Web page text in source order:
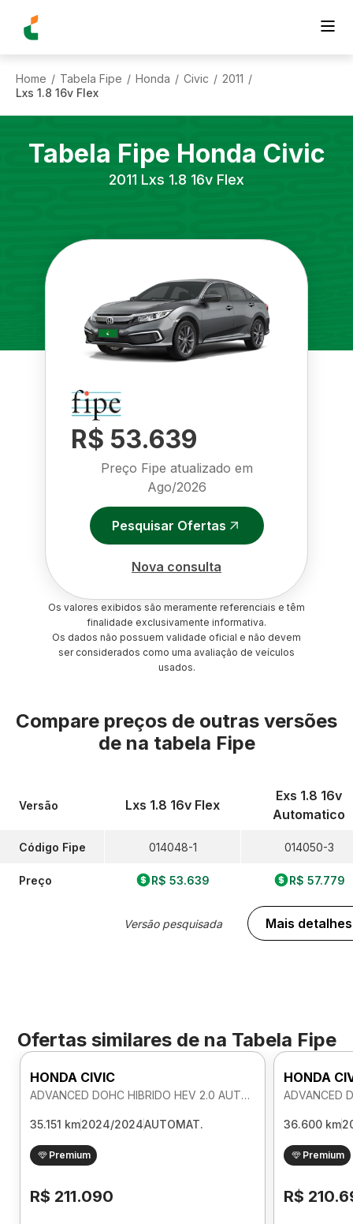
Home / Tabela Fipe / Honda / Civic / 2011 /
Lxs 1.8 16v Flex
Tabela Fipe Honda Civic
2011 Lxs 1.8 16v Flex
R$ 53.639
Preço Fipe atualizado em
Ago/2026
Pesquisar Ofertas
Nova consulta
Os valores exibidos são meramente referenciais e têm
finalidade exclusivamente informativa.
Os dados não possuem validade oficial e não devem
ser considerados como uma avaliação de veículos
usados.
Compare preços de outras versões
de na tabela Fipe
Versão
Código Fipe
Preço
Lxs 1.8 16v Flex
014048-1
R$ 53.639
Versão pesquisada
Exs 1.8 16v
Automatico
014050-3
R$ 57.779
Mais detalhes
Ofertas similares de na Tabela Fipe
HONDA CIVIC
ADVANCED DOHC HIBRIDO HEV 2.0 AUTOMATICO
35.151 km2024/2024AUTOMAT.
Premium
R$ 211.090
HONDA
36.600 km
Premium
R$